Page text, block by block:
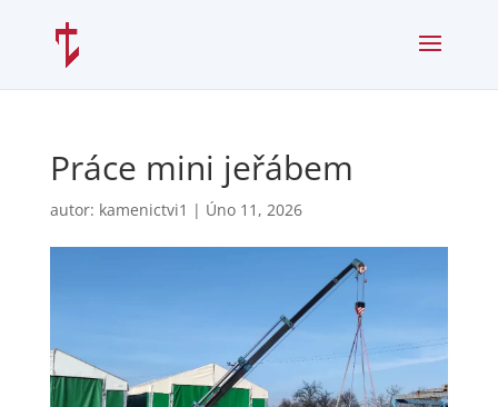
Práce mini jeřábem
autor: kamenictvi1 | Úno 11, 2026